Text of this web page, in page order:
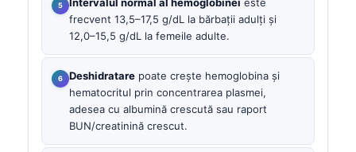
frecvent 13,5–17,5 g/dL la bărbații adulți și
12,0–15,5 g/dL la femeile adulte.
Deshidratare poate crește hemoglobina și
hematocritul prin concentrarea plasmei,
adesea cu albumină crescută sau raport
BUN/creatinină crescut.